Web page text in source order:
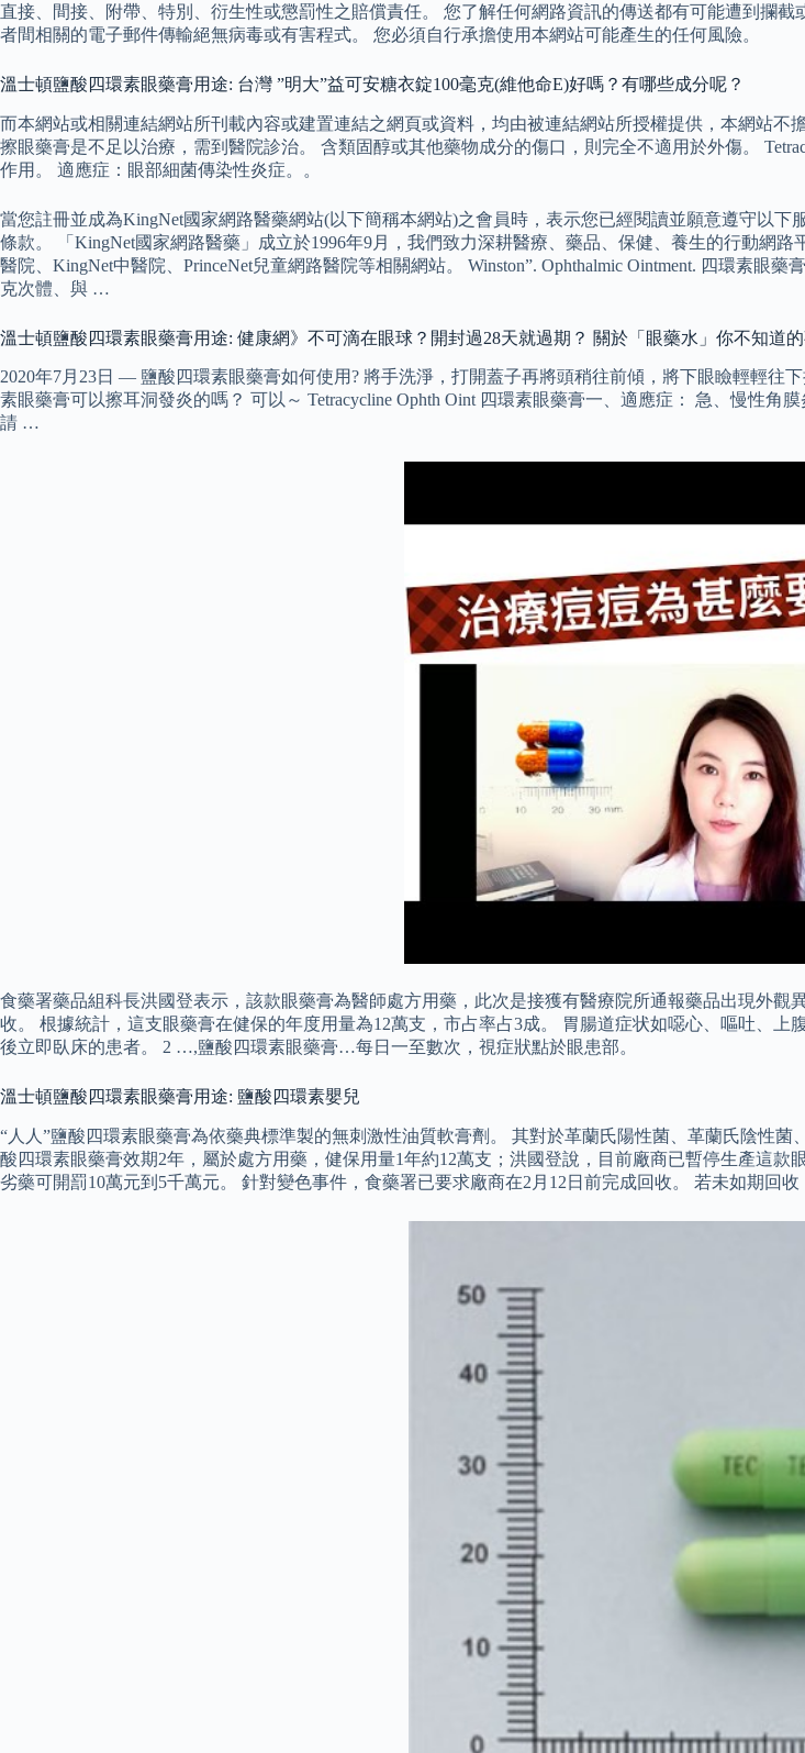
直接、間接、附帶、特別、衍生性或懲罰性之賠償責任。 您了解任何網路資訊的傳送都有可能遭到攔
者間相關的電子郵件傳輸絕無病毒或有害程式。 您必須自行承擔使用本網站可能產生的任何風險。
溫士頓鹽酸四環素眼藥膏用途: 台灣 ”明大”益可安糖衣錠100毫克(維他命E)好嗎？有哪些成分呢？
而本網站或相關連結網站所刊載內容或建置連結之網頁或資料，均由被連結網站所授權提供，本網站
擦眼藥膏是不足以治療，需到醫院診治。 含類固醇或其他藥物成分的傷口，則完全不適用於外傷。
作用。 適應症：眼部細菌傳染性炎症。。
當您註冊並成為KingNet國家網路醫藥網站(以下簡稱本網站)之會員時，表示您已經閱讀並願意遵守以
條款。 「KingNet國家網路醫藥」成立於1996年9月，我們致力深耕醫療、藥品、保健、養生的行動網
醫院、KingNet中醫院、PrinceNet兒童網路醫院等相關網站。 Winston”. Ophthalmic Ointment. 四環素
克次體、與 …
溫士頓鹽酸四環素眼藥膏用途: 健康網》不可滴在眼球？開封過28天就過期？ 關於「眼藥水」你不知道
2020年7月23日 — 鹽酸四環素眼藥膏如何使用? 將手洗淨，打開蓋子再將頭稍往前傾，將下眼瞼輕輕
素眼藥膏可以擦耳洞發炎的嗎？ 可以～ Tetracycline Ophth Oint 四環素眼藥膏一、適應症： 急、慢性
請 …
食藥署藥品組科長洪國登表示，該款眼藥膏為醫師處方用藥，此次是接獲有醫療院所通報藥品出現外
收。 根據統計，這支眼藥膏在健保的年度用量為12萬支，市占率占3成。 胃腸道症状如噁心、嘔吐、
後立即臥床的患者。 2 …,鹽酸四環素眼藥膏…每日一至數次，視症狀點於眼患部。
溫士頓鹽酸四環素眼藥膏用途: 鹽酸四環素嬰兒
“人人”鹽酸四環素眼藥膏為依藥典標準製的無刺激性油質軟膏劑。 其對於革蘭氏陽性菌、革蘭氏陰性
酸四環素眼藥膏效期2年，屬於處方用藥，健保用量1年約12萬支；洪國登說，目前廠商已暫停生產這
劣藥可開罰10萬元到5千萬元。 針對變色事件，食藥署已要求廠商在2月12日前完成回收。 若未如期回